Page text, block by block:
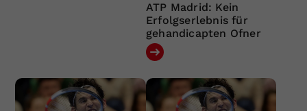
ATP Madrid: Kein
Erfolgserlebnis für
gehandicapten Ofner